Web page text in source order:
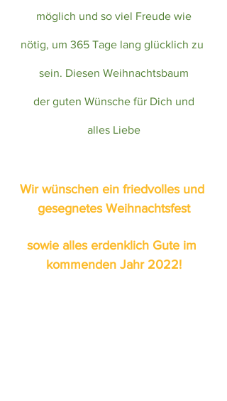
möglich und so viel Freude wie
nötig, um 365 Tage lang glücklich zu
sein. Diesen Weihnachtsbaum
der guten Wünsche für Dich und
alles Liebe
Wir wünschen ein friedvolles und
gesegnetes Weihnachtsfest
sowie alles erdenklich Gute im
kommenden Jahr 2022!